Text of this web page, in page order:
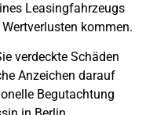
Leasingfahrzeugs
Wertverlusten kommen.
verdeckte Schäden
Anzeichen darauf
Begutachtung